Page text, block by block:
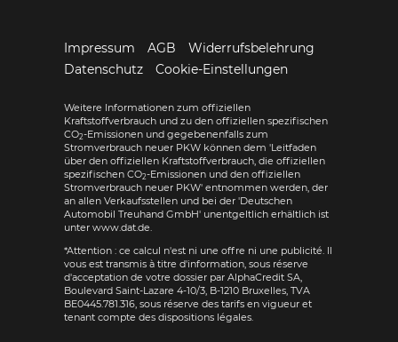
Impressum AGB
Widerrufsbelehrung
Datenschutz
Cookie-Einstellungen
Weitere Informationen zum offiziellen
Kraftstoffverbrauch und zu den offiziellen spezifischen
CO2-Emissionen und gegebenenfalls zum
Stromverbrauch neuer PKW können dem 'Leitfaden
über den offiziellen Kraftstoffverbrauch, die offiziellen
spezifischen CO2-Emissionen und den offiziellen
Stromverbrauch neuer PKW' entnommen werden, der
an allen Verkaufsstellen und bei der 'Deutschen
Automobil Treuhand GmbH' unentgeltlich erhältlich ist
unter www.dat.de.
*Attention : ce calcul n'est ni une offre ni une publicité. Il
vous est transmis à titre d'information, sous réserve
d'acceptation de votre dossier par AlphaCredit SA,
Boulevard Saint-Lazare 4-10/3, B-1210 Bruxelles, TVA
BE0445.781.316, sous réserve des tarifs en vigueur et
tenant compte des dispositions légales.